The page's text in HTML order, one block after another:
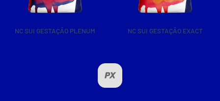
NC SUI PRÉ-PARTO PLENUM NC SUI LACTAÇÃO EXACT